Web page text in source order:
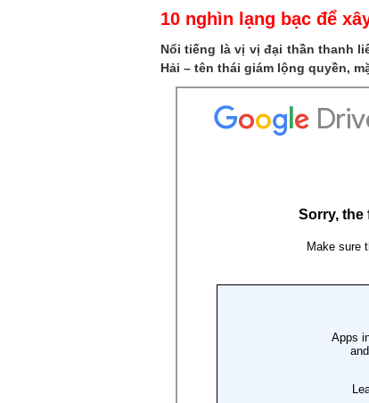
10 nghìn lạng bạc để
Nổi tiếng là vị vị đại thần thanh
Hải – tên thái giám lộng quyền,